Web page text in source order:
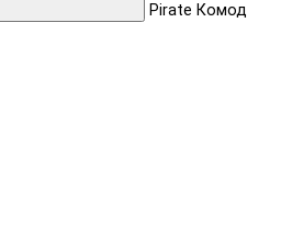
Pirate Комод